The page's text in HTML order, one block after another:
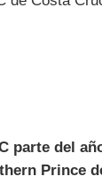
parte del
Prince